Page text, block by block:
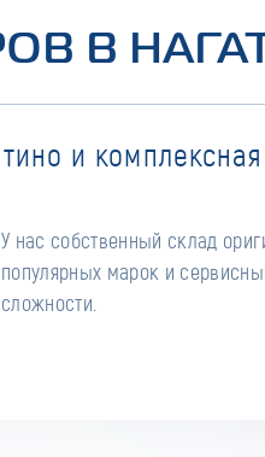
В
и комплексная
У нас собственный склад
популярных марок и
сложности.